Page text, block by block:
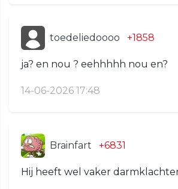
toedeliedoooo +1858
ja? en nou ? eehhhhh nou en?
14-06-2026 17:48
Brainfart +6831
Hij heeft wel vaker